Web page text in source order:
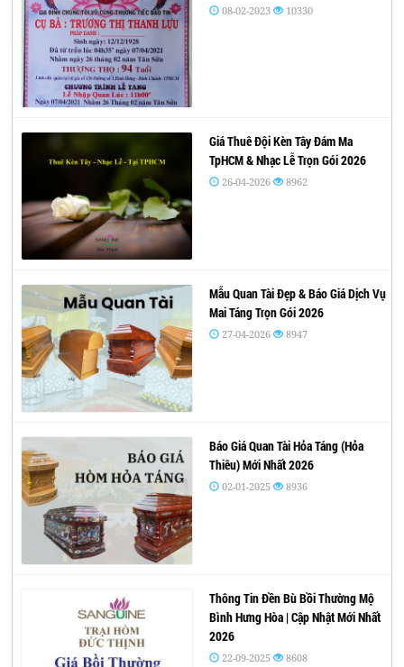
08-02-2023 10330
Giá Thuê Đội Kèn Tây Đám Ma
TpHCM & Nhạc Lễ Trọn Gói 2026
26-04-2026 8962
Mẫu Quan Tài Đẹp & Báo Giá Dịch Vụ
Mai Táng Trọn Gói 2026
27-04-2026 8947
Báo Giá Quan Tài Hỏa Táng (Hỏa
Thiêu) Mới Nhất 2026
02-01-2025 8936
Thông Tin Đền Bù Bồi Thường Mộ
Bình Hưng Hòa | Cập Nhật Mới Nhất
2026
22-09-2025 8608